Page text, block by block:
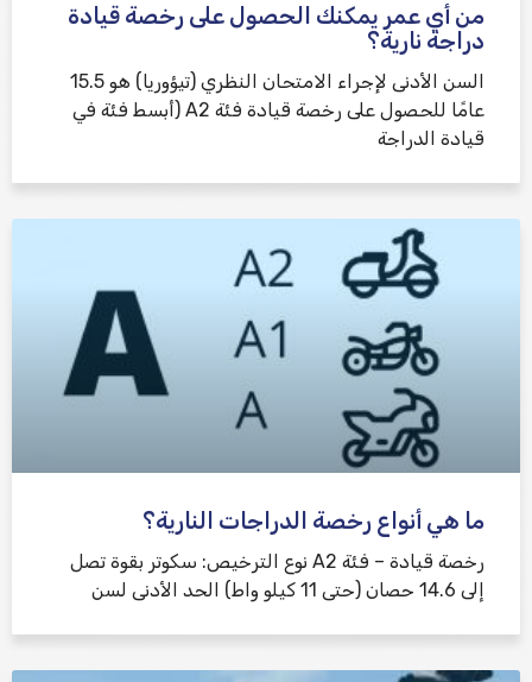
من أي عمر يمكنك الحصول على رخصة قيادة
دراجة نارية؟
السن الأدنى لإجراء الامتحان النظري (تيؤوريا) هو 15.5
عامًا للحصول على رخصة قيادة فئة A2 (أبسط فئة في
قيادة الدراجة
ما هي أنواع رخصة الدراجات النارية؟
رخصة قيادة – فئة A2 نوع الترخيص: سكوتر بقوة تصل
إلى 14.6 حصان (حتى 11 كيلو واط) الحد الأدنى لسن